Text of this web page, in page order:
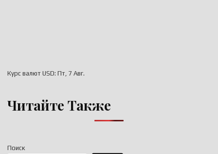
Поиск
Курс валют USD: Пт, 7 Авг.
Читайте Также